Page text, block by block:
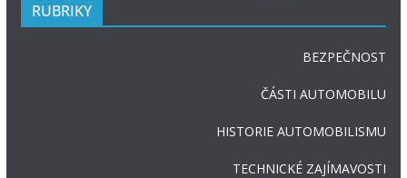
RUBRIKY
BEZPEČNOST
ČÁSTI AUTOMOBILU
HISTORIE AUTOMOBILISMU
TECHNICKÉ ZAJÍMAVOSTI